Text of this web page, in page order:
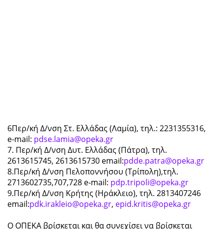
6Περ/κή Δ/νση Στ. Ελλάδας (Λαμία), τηλ.: 2231355316,
e-mail: pdse.lamia@opeka.gr
7. Περ/κή Δ/νση Δυτ. Ελλάδας (Πάτρα), τηλ.
2613615745, 2613615730 email:pdde.patra@opeka.gr
8.Περ/κή Δ/νση Πελοποννήσου (Τρίπολη),τηλ.
2713602735,707,728 e-mail: pdp.tripoli@opeka.gr
9.Περ/κή Δ/νση Κρήτης (Ηράκλειο), τηλ. 2813407246
email:pdk.irakleio@opeka.gr, epid.kritis@opeka.gr
Ο ΟΠΕΚΑ βρίσκεται και θα συνεχίσει να βρίσκεται